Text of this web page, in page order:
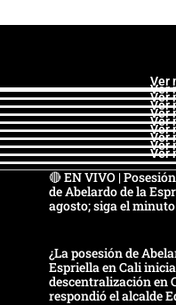
Ver
Ver
Ver
Ver
Ver
Ver
Ver
Ver
Ver
Ver
🔴 EN VIVO |
de Abelardo de la
agosto; siga el
¿La posesión de
Espriella en Cali
descentralización en
respondió el alcalde